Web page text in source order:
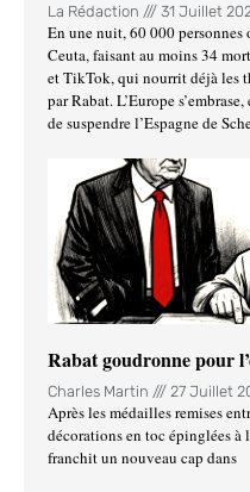
La Rédaction 31 Juillet
En une nuit, 60 000 personnes
Ceuta, faisant au moins 34
et TikTok, qui nourrit déjà les
par Rabat. L’Europe
de suspendre l’Espagne de
Rabat goudronne pour
Charles Martin 27 Juillet
Après les médailles remises
décorations en toc épinglées
franchit un nouveau cap dans